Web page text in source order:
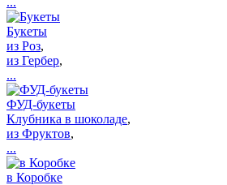
Букеты
из Роз,
из Гербер,
...
ФУД-букеты
Клубника в шоколаде,
из Фруктов,
...
в Коробке